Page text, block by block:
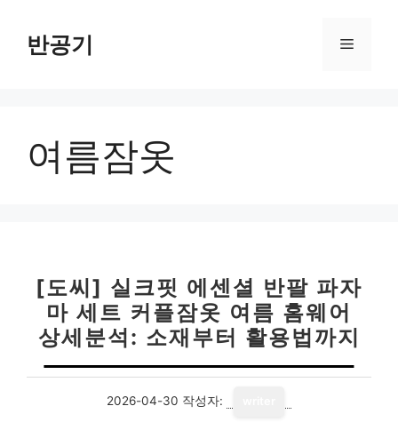
반공기 메
여름잠옷
[도씨] 실크핏 에센셜 반팔 파자
마 세트 커플잠옷 여름 홈웨어
상세분석: 소재부터 활용법까지
2026-04-30 작성자: